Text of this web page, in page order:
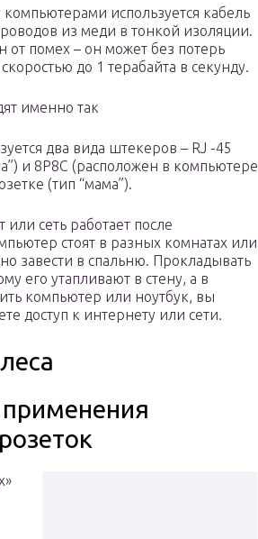
используется кабель
из меди в тонкой изоляции.
от помех – он может без потерь
до 1 терабайта в секунду.
именно так
два вида штекеров – RJ -45
и 8P8С (расположен в компьютере
(тип “мама”).
сеть работает после
стоят в разных комнатах или
завести в спальню. Прокладывать
его утапливают в стену, а в
компьютер или ноутбук, вы
доступ к интернету или сети.